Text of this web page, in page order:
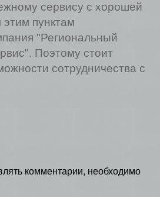
сервису с хорошей
пунктам
"Региональный
Поэтому стоит
сотрудничества с
комментарии, необходимо